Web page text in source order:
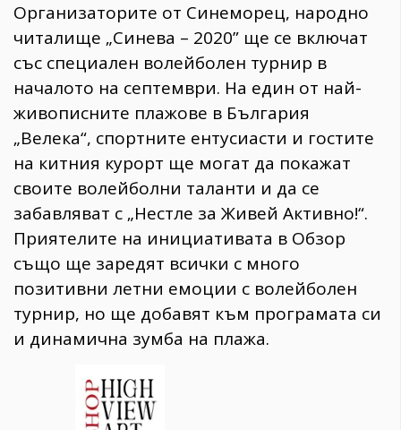
Организаторите от Синеморец, народно
читалище „Синева – 2020” ще се включат
със специален волейболен турнир в
началото на септември. На един от най-
живописните плажове в България
„Велека“, спортните ентусиасти и гостите
на китния курорт ще могат да покажат
своите волейболни таланти и да се
забавляват с „Нестле за Живей Активно!“.
Приятелите на инициативата в Обзор
също ще заредят всички с много
позитивни летни емоции с волейболен
турнир, но ще добавят към програмата си
и динамична зумба на плажа.